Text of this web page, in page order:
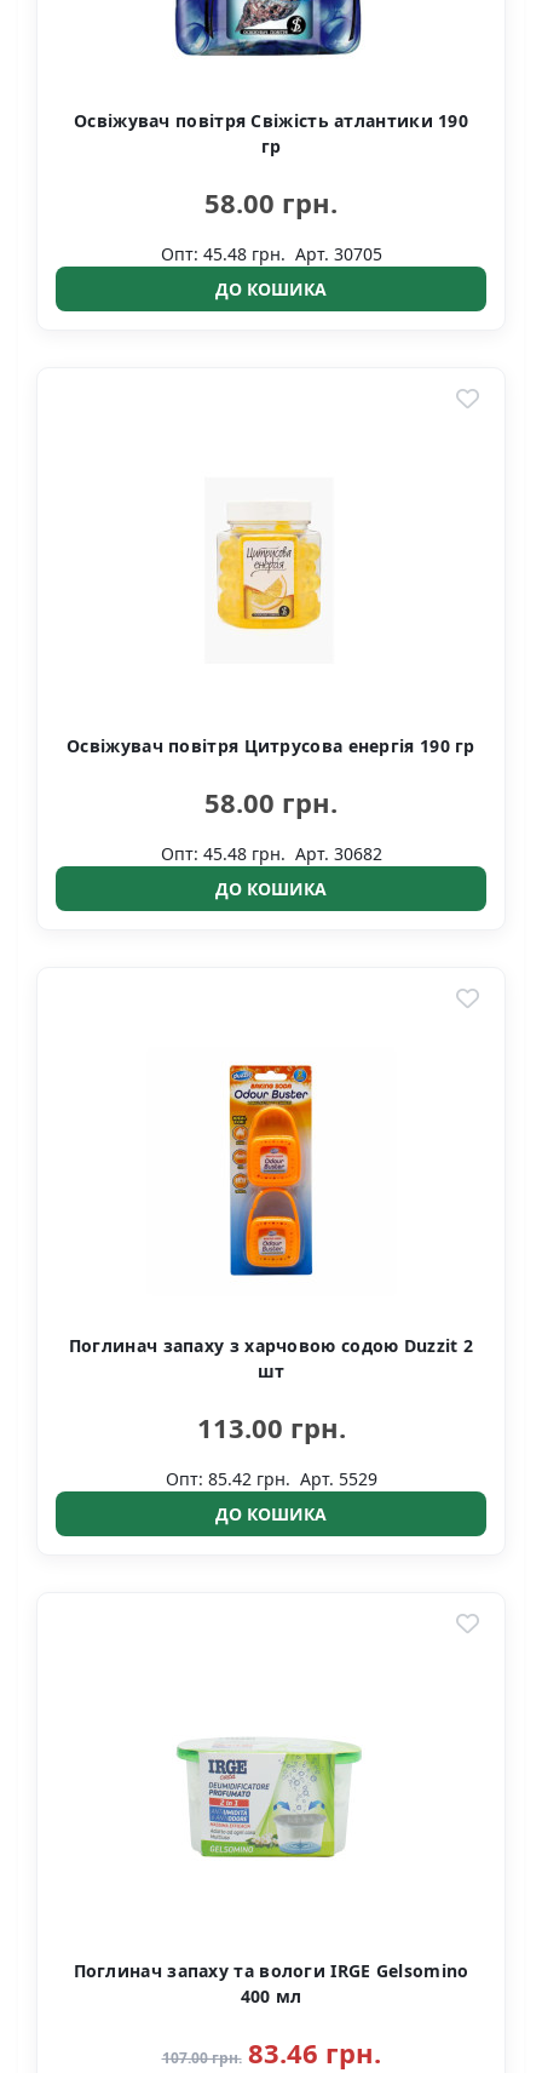
Освіжувач повітря Свіжість атлантики 190
гр
58.00 грн.
Опт: 45.48 грн. Арт. 30705
ДО КОШИКА
Освіжувач повітря Цитрусова енергія 190 гр
58.00 грн.
Опт: 45.48 грн. Арт. 30682
ДО КОШИКА
Поглинач запаху з харчовою содою Duzzit 2
шт
113.00 грн.
Опт: 85.42 грн. Арт. 5529
ДО КОШИКА
Поглинач запаху та вологи IRGE Gelsomino
400 мл
107.00 грн. 83.46 грн.